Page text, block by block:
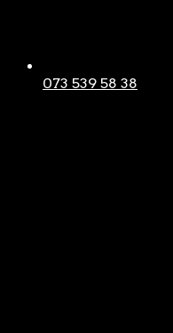
073 539 58 38